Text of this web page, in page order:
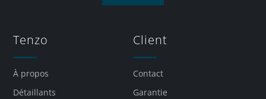
Tenzo
À propos
Détaillants
Client
Contact
Garantie